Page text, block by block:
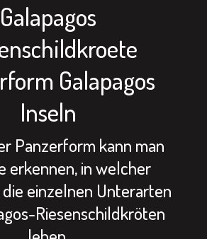
Galapagos
Galapagos
Inseln
Panzerform kann man
erkennen, in welcher
einzelnen Unterarten
Riesenschildkröten